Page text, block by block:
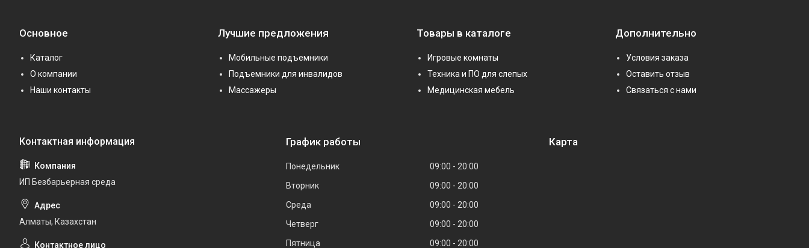
Основное
Каталог
О компании
Наши контакты
Лучшие предложения
Мобильные подъемники
Подъемники для инвалидов
Массажеры
Товары в каталоге
Игровые комнаты
Техника и ПО для слепых
Медицинская мебель
Дополнительно
Условия заказа
Оставить отзыв
Связаться с нами
ИП Безбарьерная среда
Алматы, Казахстан
График работы
Понедельник 09:00
20:00
Вторник
09:00
20:00
Среда
09:00
20:00
Четверг
09:00
20:00
Пятница
09:00 20:00
Карта